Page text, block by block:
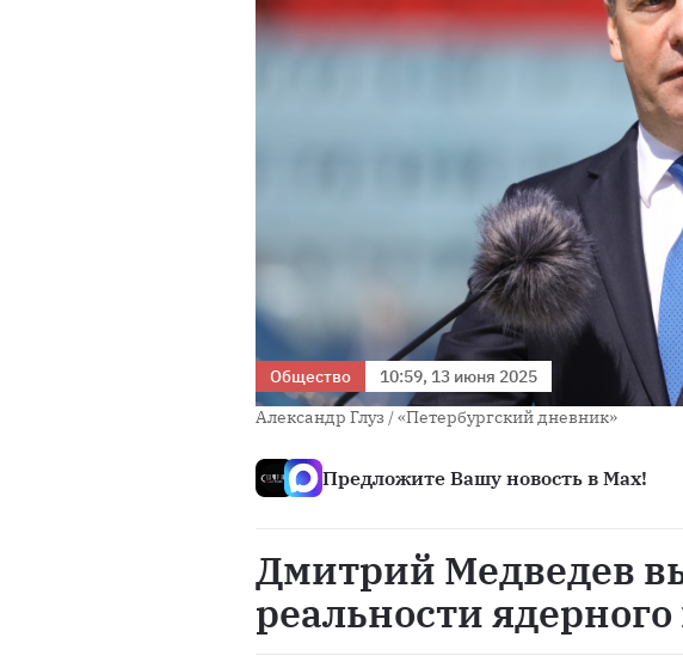
Общество
10:59, 13 июня 2025
Александр Глуз / «Петербургский дневник»
Предложите Вашу новость в Max!
Дмитрий Медведев
реальности